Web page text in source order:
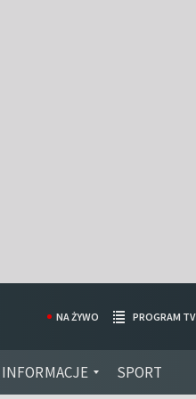
INFORMACJE SPORT
NA ŻYWO PROGRAM TV